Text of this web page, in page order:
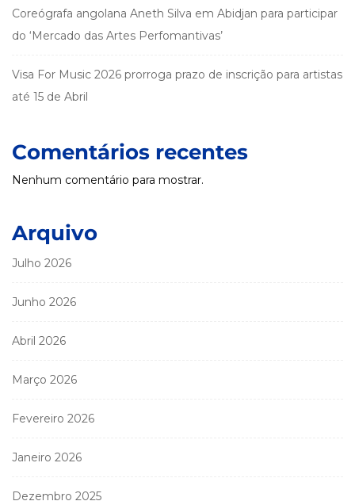
Coreógrafa angolana Aneth Silva em Abidjan para participar
do ‘Mercado das Artes Perfomantivas’
Visa For Music 2026 prorroga prazo de inscrição para artistas
até 15 de Abril
Comentários recentes
Nenhum comentário para mostrar.
Arquivo
Julho 2026
Junho 2026
Abril 2026
Março 2026
Fevereiro 2026
Janeiro 2026
Dezembro 2025